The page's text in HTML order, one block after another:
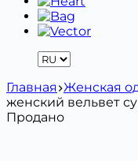
Главная Женская
женский вельвет
Продано